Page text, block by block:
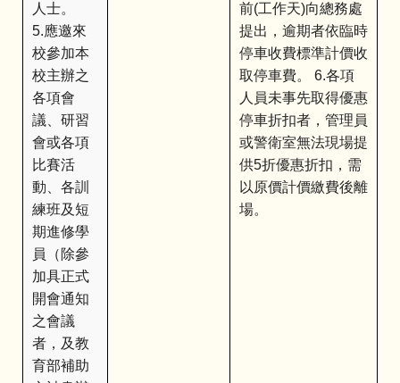
人士。
5.應邀來
校參加本
校主辦之
各項會
議、研習
會或各項
比賽活
動、各訓
練班及短
期進修學
員（除參
加具正式
開會通知
之會議
者，及教
育部補助
前(工作天)向總務處
提出，逾期者依臨時
停車收費標準計價收
取停車費。 6.各項
人員未事先取得優惠
停車折扣者，管理員
或警衛室無法現場提
供5折優惠折扣，需
以原價計價繳費後離
場。